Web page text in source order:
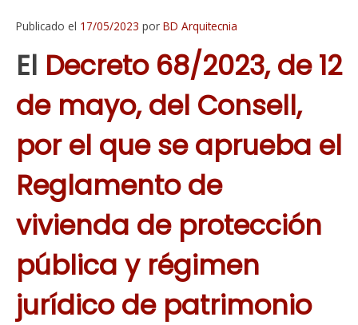
Publicado el 17/05/2023 por BD Arquitecnia
El Decreto 68/2023, de 12
de mayo, del Consell,
por el que se aprueba el
Reglamento de
vivienda de protección
pública y régimen
jurídico de patrimonio